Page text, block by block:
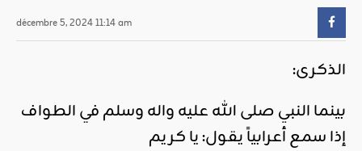
décembre 5, 2024 11:14 am
الذكرى:
بينما النبي صلى الله عليه واله وسلم في الطواف
إذا سمع أعرابياً يقول: يا كريم